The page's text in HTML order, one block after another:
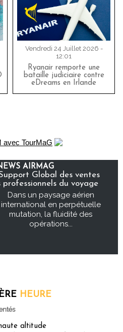
Vendredi 24 Juillet 2026 -
12:01
Ryanair remporte une
bataille judiciaire contre
eDreams en Irlande
AIRMAG
Global des ventes
professionnels du voyage
Dans un paysage aérien
international en perpétuelle
mutation, la fluidité des
opérations...
HEURE
altitude